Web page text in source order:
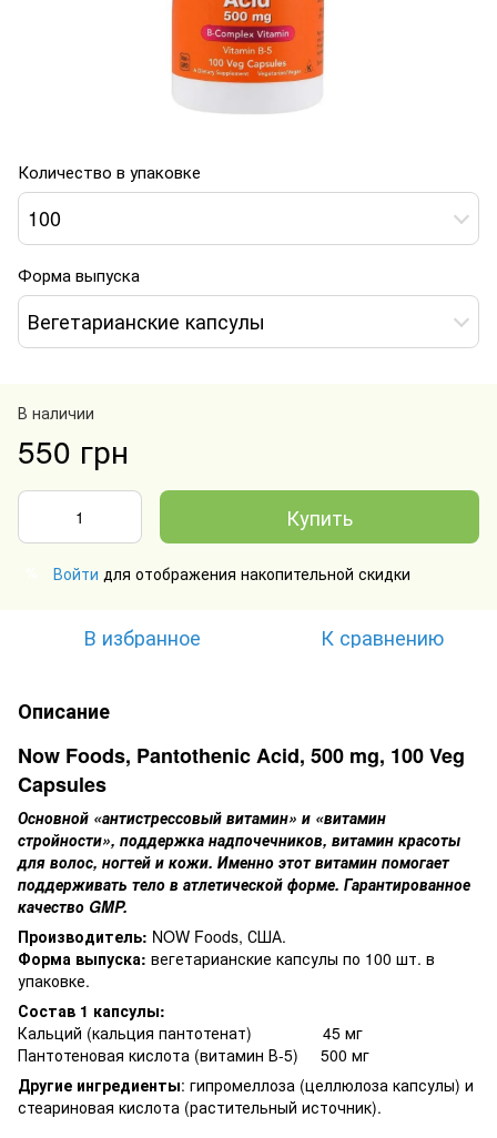
Количество в упаковке
100
Форма выпуска
Вегетарианские капсулы
В наличии
550 грн
Купить
Войти для отображения накопительной скидки
В избранное К сравнению
Описание
Now Foods, Pantothenic Acid, 500 mg, 100 Veg
Capsules
Основной «антистрессовый витамин» и «витамин
стройности», поддержка надпочечников, витамин красоты
для волос, ногтей и кожи. Именно этот витамин помогает
поддерживать тело в атлетической форме. Гарантированное
качество GMP.
Производитель: NOW Foods, США.
Форма выпуска: вегетарианские капсулы по 100 шт. в
упаковке.
Состав 1 капсулы:
Кальций (кальция пантотенат) 45 мг
Пантотеновая кислота (витамин В-5) 500 мг
Другие ингредиенты: гипромеллоза (целлюлоза капсулы) и
стеариновая кислота (растительный источник).